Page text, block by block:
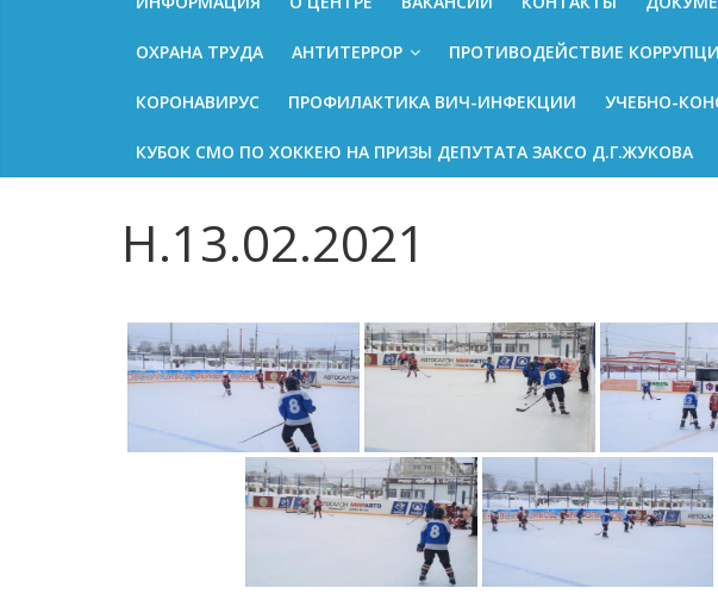
ОХРАНА ТРУДА АНТИТЕРРОР ПРОТИВОДЕЙСТВИЕ
КОРОНАВИРУС ПРОФИЛАКТИКА ВИЧ-ИНФЕКЦИИ УЧЕБНО-
КУБОК СМО ПО ХОККЕЮ НА ПРИЗЫ ДЕПУТАТА ЗАКСО Д.Г.ЖУКОВА
H.13.02.2021